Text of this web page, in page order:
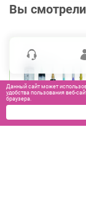
Вы
Данный сайт может
удобства пользования веб-
браузера.